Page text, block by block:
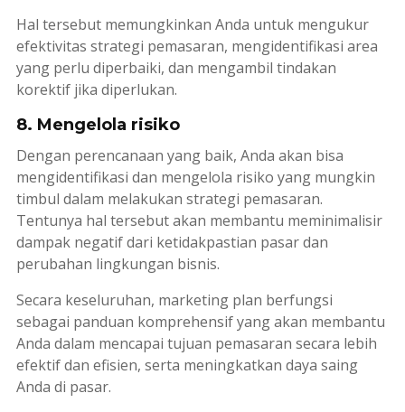
Hal tersebut memungkinkan Anda untuk mengukur
efektivitas strategi pemasaran, mengidentifikasi area
yang perlu diperbaiki, dan mengambil tindakan
korektif jika diperlukan.
8. Mengelola risiko
Dengan perencanaan yang baik, Anda akan bisa
mengidentifikasi dan mengelola risiko yang mungkin
timbul dalam melakukan strategi pemasaran.
Tentunya hal tersebut akan membantu meminimalisir
dampak negatif dari ketidakpastian pasar dan
perubahan lingkungan bisnis.
Secara keseluruhan, marketing plan berfungsi
sebagai panduan komprehensif yang akan membantu
Anda dalam mencapai tujuan pemasaran secara lebih
efektif dan efisien, serta meningkatkan daya saing
Anda di pasar.